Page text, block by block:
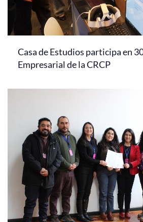
Casa de Estudios participa en
Empresarial de la CRCP